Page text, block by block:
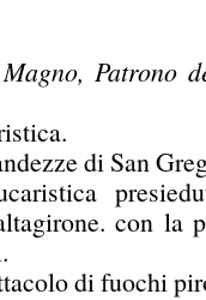
Patrono
di San
con la
di fuochi